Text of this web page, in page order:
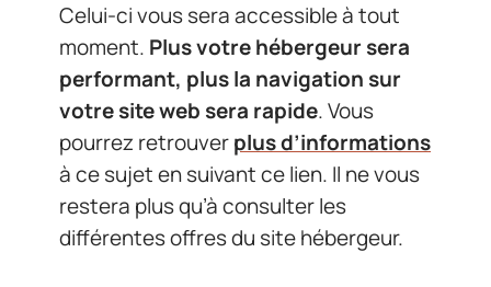
Celui-ci vous sera accessible à tout
moment. Plus votre hébergeur sera
performant, plus la navigation sur
votre site web sera rapide. Vous
pourrez retrouverplus d’informations
à ce sujet en suivant ce lien. Il ne vous
restera plus qu’à consulter les
différentes offres du site hébergeur.